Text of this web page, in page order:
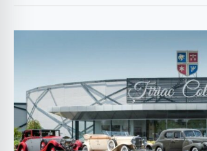
aer
liber
organizată
de